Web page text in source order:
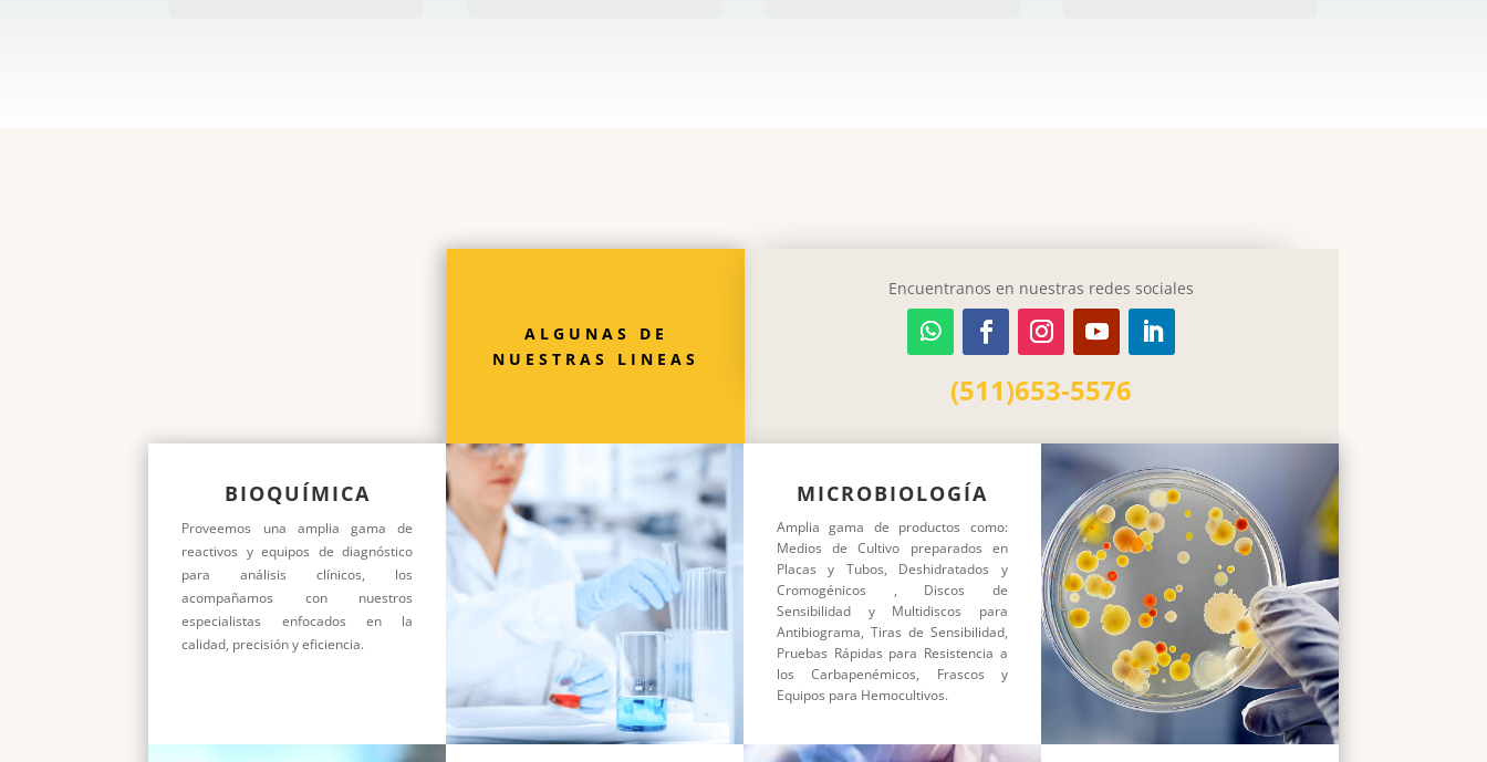
ALGUNAS DE
NUESTRAS LINEAS
Encuentranos en nuestras redes sociales
(511)653-5576
BIOQUÍMICA
Proveemos una amplia gama de
reactivos y equipos de diagnóstico
para análisis clínicos, los
acompañamos con nuestros
especialistas enfocados en la
calidad, precisión y eficiencia.
MICROBIOLOGÍA
Amplia gama de productos como:
Medios de Cultivo preparados en
Placas y Tubos, Deshidratados y
Cromogénicos , Discos de
Sensibilidad y Multidiscos para
Antibiograma, Tiras de Sensibilidad,
Pruebas Rápidas para Resistencia a
los Carbapenémicos, Frascos y
Equipos para Hemocultivos.